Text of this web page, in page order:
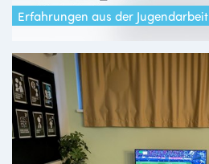
Erfahrungen aus der Jugendarbeit